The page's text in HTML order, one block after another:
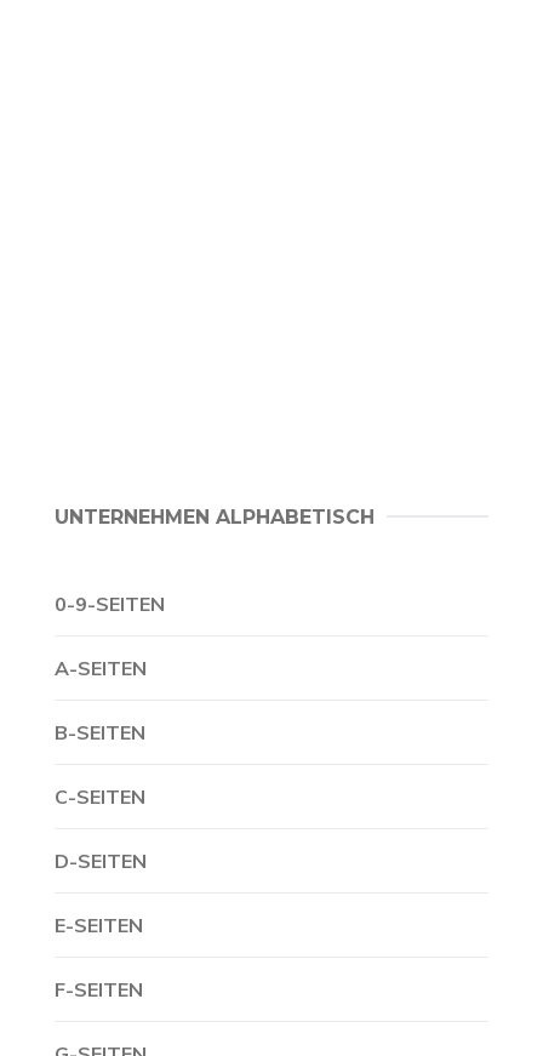
UNTERNEHMEN ALPHABETISCH
0-9-SEITEN
A-SEITEN
B-SEITEN
C-SEITEN
D-SEITEN
E-SEITEN
F-SEITEN